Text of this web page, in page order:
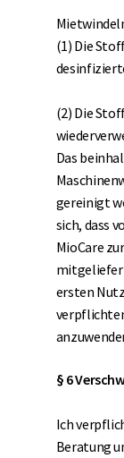
(1) Die
(2) Die
Das
gereinigt
sich, dass
MioCare
ersten
§ 6
Ich
Beratung